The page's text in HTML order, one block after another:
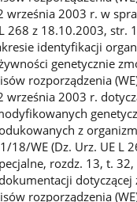
września 2003 r. w
268 z 18.10.2003, str.
identyfikacji
genetycznie
rozporządzenia
września 2003 r.
z
18/WE (Dz. Urz. UE L
rozdz. 13, t.
rozporządzenia